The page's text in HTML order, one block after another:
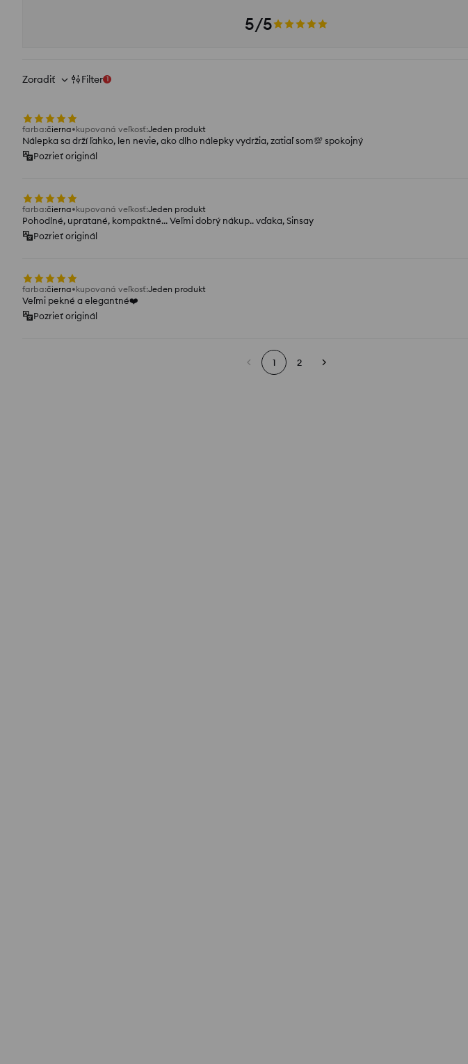
5/5
Zoradiť Filter 1
farba:čierna kupovaná veľkosť:Jeden produkt
Nálepka sa drží ľahko, len nevie, ako dlho nálepky vydržia, zatiaľ som💯 spokojný
Pozrieť originál
farba:čierna kupovaná veľkosť:Jeden produkt
Pohodlné, upratané, kompaktné... Veľmi dobrý nákup.. vďaka, Sinsay
Pozrieť originál
farba:čierna kupovaná veľkosť:Jeden produkt
Veľmi pekné a elegantné❤️
Pozrieť originál
1 2